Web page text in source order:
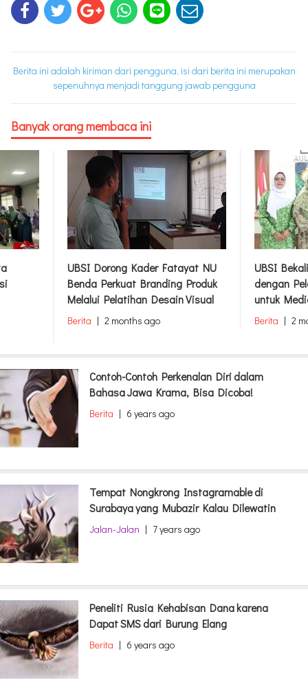
Berita ini adalah kiriman dari pengguna, isi dari berita ini merupakan
sepenuhnya menjadi tanggung jawab pengguna
Banyak orang membaca ini
UBSI Dorong Kader Fatayat NU
Benda Perkuat Branding Produk
Melalui Pelatihan Desain Visual
Berita | 2 months ago
UBSI
dengan
untuk
Berita | 2
Contoh-Contoh Perkenalan Diri dalam
Bahasa Jawa Krama, Bisa Dicoba!
Berita | 6 years ago
Tempat Nongkrong Instagramable di
Surabaya yang Mubazir Kalau Dilewatin
Jalan-Jalan | 7 years ago
Peneliti Rusia Kehabisan Dana karena
Dapat SMS dari Burung Elang
Berita | 6 years ago